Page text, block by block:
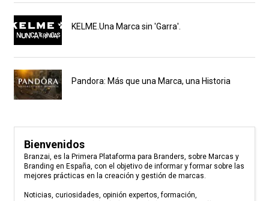
KELME.Una Marca sin 'Garra'.
Pandora: Más que una Marca, una Historia
Bienvenidos
Branzai, es la Primera Plataforma para Branders, sobre Marcas y
Branding en España, con el objetivo de informar y formar sobre las
mejores prácticas en la creación y gestión de marcas.
Noticias, curiosidades, opinión expertos, formación,